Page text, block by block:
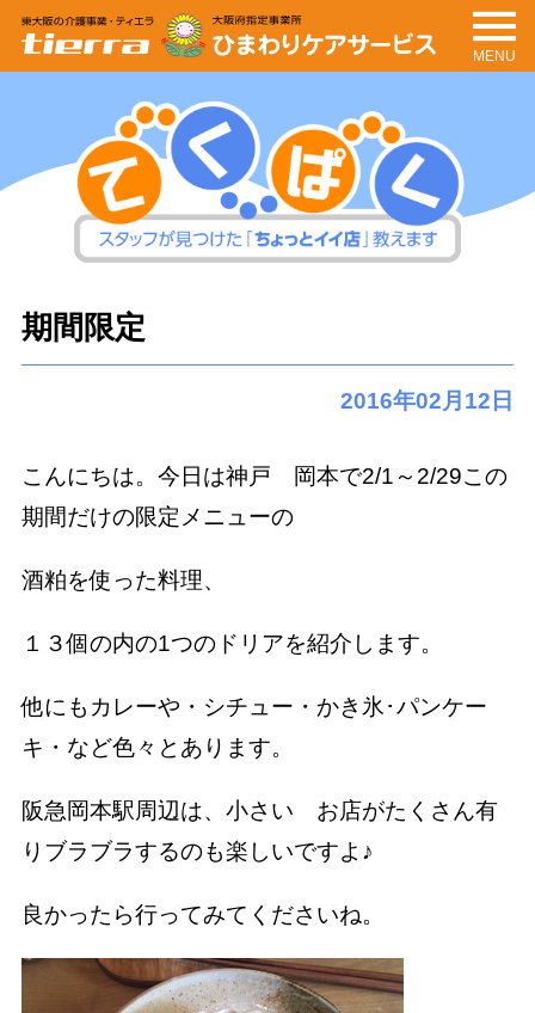
tierra
ひまわりケアサービ
ス
MENU
店」教えます
期間限定
2016年02月12日
こんにちは。今日は神戸 岡本で2/1～2/29この
期間だけの限定メニューの
酒粕を使った料理、
１３個の内の1つのドリアを紹介します。
他にもカレーや・シチュー・かき氷･パンケー
キ・など色々とあります。
阪急岡本駅周辺は、小さい お店がたくさん有
りブラブラするのも楽しいですよ♪
良かったら行ってみてくださいね。